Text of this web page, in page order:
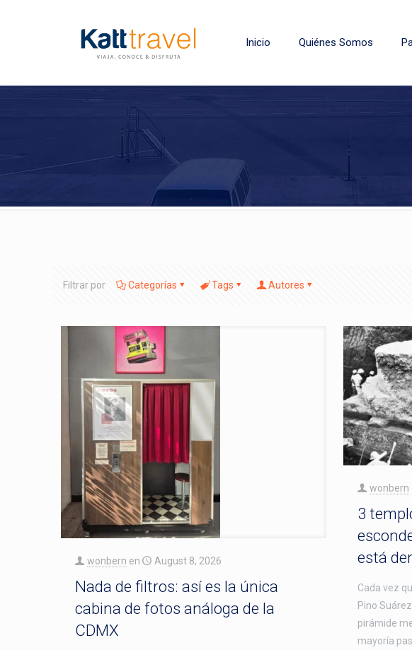
Inicio Quiénes Somos
Filtrar por Categorías Tags Autores
wonbern en August 8, 2026
Nada de filtros: así es la única
cabina de fotos análoga de la
CDMX
wonbern
3
está
Cada vez
Pino
pirámide
mayoría